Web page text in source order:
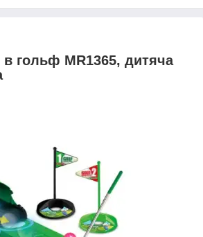
в гольф MR1365, дитяча